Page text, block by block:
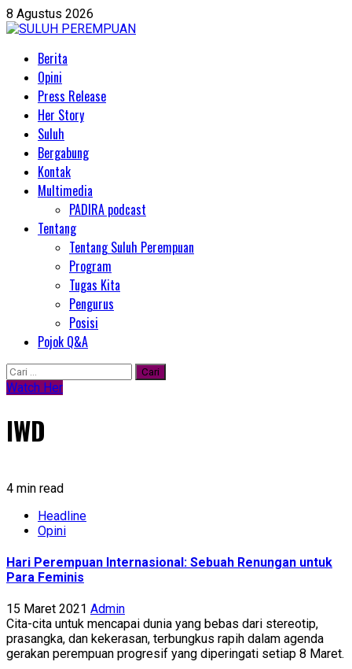
Skip
to
8 Agustus 2026
PrimaryBerita
Opini
Press Release
Her Story
Suluh
Bergabung
Kontak
Multimedia
PADIRA podcast
Tentang
Tentang Suluh Perempuan
Program
Tugas Kita
Pengurus
Posisi
Pojok Q&A
Cari
untuk:
Watch Her
IWD
4 min read
Headline
Opini
Hari Perempuan Internasional: Sebuah Renungan untuk
Para Feminis
15 Maret 2021 Admin
Cita-cita untuk mencapai dunia yang bebas dari stereotip,
prasangka, dan kekerasan, terbungkus rapih dalam agenda
gerakan perempuan progresif yang diperingati setiap 8 Maret.